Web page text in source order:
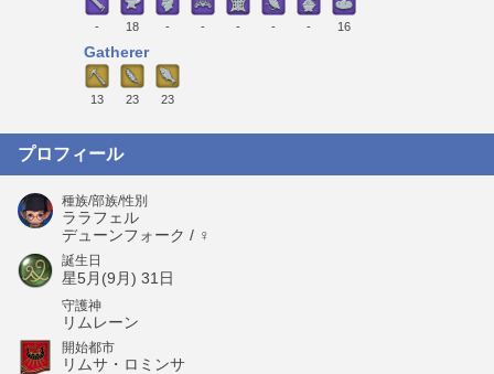
- 18 - - - - - 16
Gatherer
13 23 23
プロフィール
種族/部族/性別
ララフェル
デューンフォーク / ♀
誕生日
星5月(9月) 31日
守護神
リムレーン
開始都市
リムサ・ロミンサ